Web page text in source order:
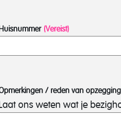
(Vereist)
/ reden van opzegging
ons weten wat je